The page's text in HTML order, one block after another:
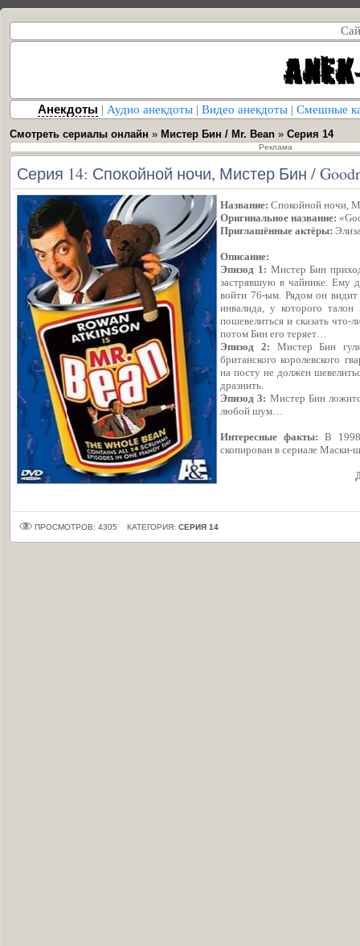
Анекдоты | Аудио анекдоты | Видео анекдоты | Смешные
Смотреть сериалы онлайн » Мистер Бин / Mr. Bean » Серия 14
Реклама
Серия 14: Спокойной ночи, Мистер Бин /
Название: Спокойной ночи,
Оригинальное название:
Приглашённые актёры:
Описание:
Эпизод 1: Мистер Бин
застрявшую в чайнике. Ему
войти 76-ым. Рядом он видит
инвалида, у которого
пошевелиться и сказать что-
потом Бин его теряет…
Эпизод 2: Мистер Бин
британского королевского
на посту не должен
дразнить.
Эпизод 3: Мистер Бин
любой шум…
Интересные факты: В
скопирован в сериале Маски-
ПРОСМОТРОВ: 4305 КАТЕГОРИЯ: СЕРИЯ 14